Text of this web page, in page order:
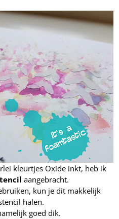
kleurtjes Oxide inkt, heb ik
aangebracht.
kun je dit makkelijk
halen.
goed dik.